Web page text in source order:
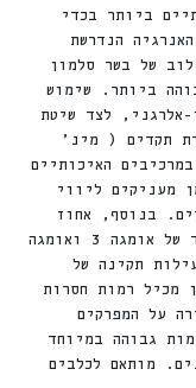
ביותר בכדי
הנדרשת
של בשר סלמון
ביותר. שימוש
אלרגני, לצד שיטת
תקדים ( מינ’
האיכותיים
מעניקים ליווי
בנוסף, אחוז
הדגים הגבוה מקנה רמות גבוהות במיוחד של אומגה 3 ואומגה
תקינה של
מכיל רמות חסרות
על המפרקים
גבוהה במיוחד
מותאם לכלבים